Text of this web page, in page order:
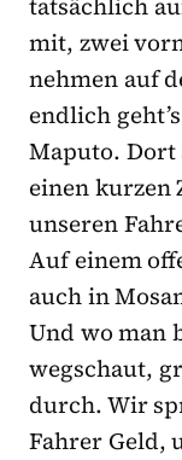
tatsächlich
mit, zwei
nehmen auf
endlich
Maputo. Dort
einen kurzen
unseren
Auf einem
auch in
Und wo man
wegschaut,
durch. Wir
Fahrer Geld,